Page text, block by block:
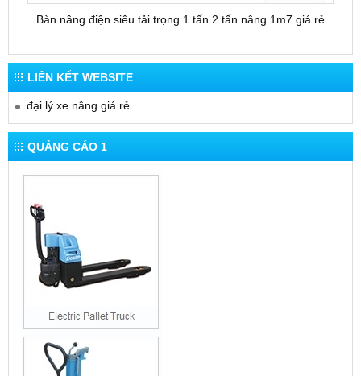
Bàn nâng điện siêu tải trọng 1 tấn 2 tấn nâng 1m7 giá rẻ
LIÊN KẾT WEBSITE
đại lý xe nâng giá rẻ
QUẢNG CÁO 1